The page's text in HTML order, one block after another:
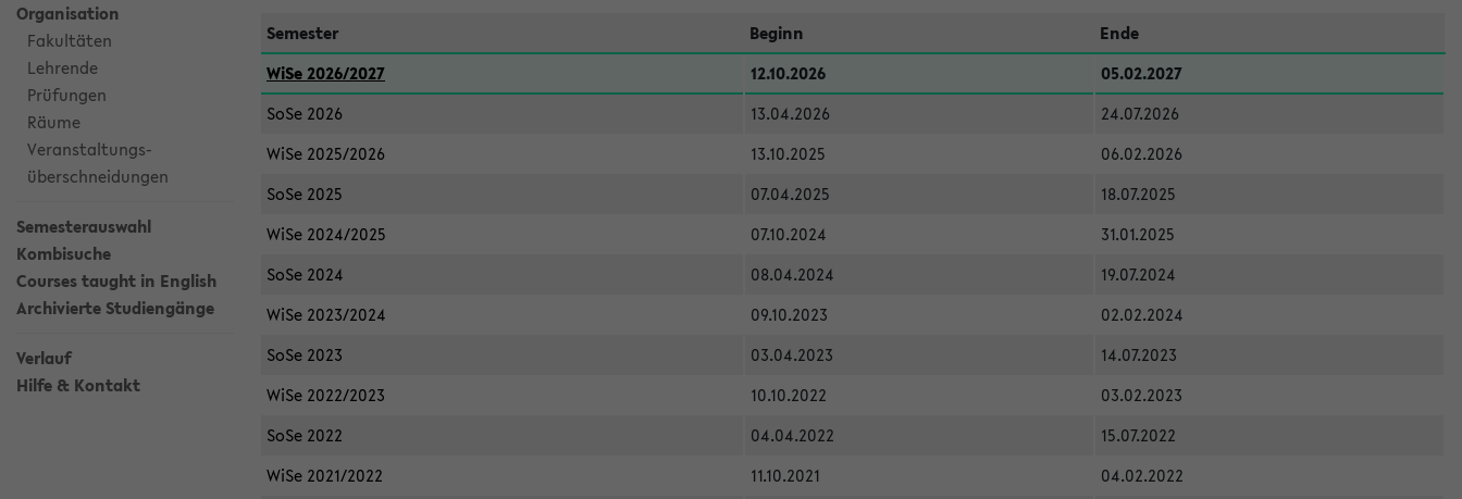
Organisation
Fakultäten
Lehrende
Prüfungen
Räume
Veranstaltungs-
überschneidungen
Semesterauswahl
Kombisuche
Courses taught in English
Archivierte Studiengänge
Verlauf
Hilfe & Kontakt
Semester
Beginn
Ende
WiSe 2026/2027
12.10.2026
05.02.2027
SoSe 2026
13.04.2026
24.07.2026
WiSe 2025/2026
13.10.2025
06.02.2026
SoSe 2025
07.04.2025
18.07.2025
WiSe 2024/2025
07.10.2024
31.01.2025
SoSe 2024
08.04.2024
19.07.2024
WiSe 2023/2024
09.10.2023
02.02.2024
SoSe 2023
03.04.2023
14.07.2023
WiSe 2022/2023
10.10.2022
03.02.2023
SoSe 2022
04.04.2022
15.07.2022
WiSe 2021/2022
11.10.2021
04.02.2022